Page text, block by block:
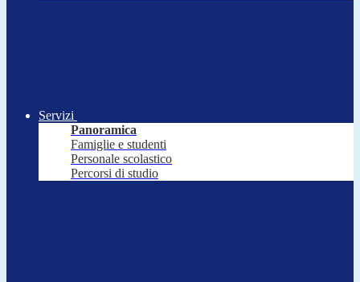
Servizi
Panoramica
Famiglie e studenti
Personale scolastico
Percorsi di studio